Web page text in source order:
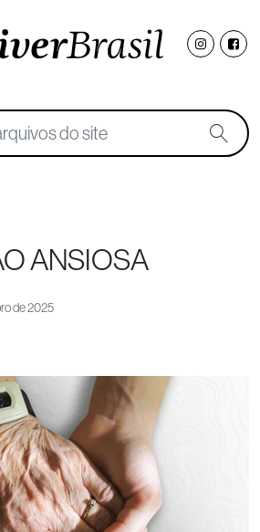
ANSIOSA
de 2025